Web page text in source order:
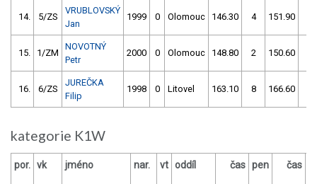
14. 5/ZS
VRUBLOVSKÝ
Jan
1999 0 Olomouc 146.30 4 151.90
15. 1/ZM
NOVOTNÝ
Petr
2000 0 Olomouc 148.80 2 150.60
16. 6/ZS
JUREČKA
Filip
1998 0 Litovel 163.10 8 166.60
kategorie K1W
por. vk jméno nar. vt oddíl čas pen čas